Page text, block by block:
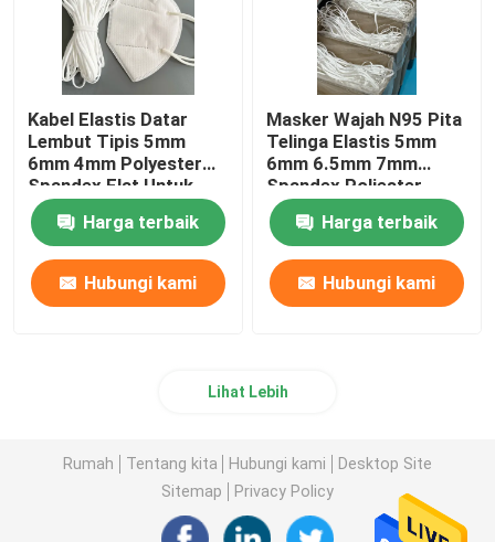
Kabel Elastis Datar
Lembut Tipis 5mm
6mm 4mm Polyester
Spandex Flat Untuk
Masker Wajah 3D
Harga terbaik
Hubungi kami
Masker Wajah N95 Pita
Telinga Elastis 5mm
6mm 6.5mm 7mm
Spandex Poliester
Putih
Harga terbaik
Hubungi kami
Lihat Lebih
Rumah Tentang kita Hubungi kami
Desktop Site
Sitemap
Privacy Policy